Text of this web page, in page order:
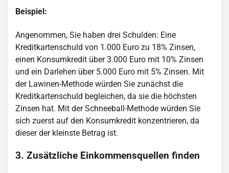
Beispiel:
Angenommen, Sie haben drei Schulden: Eine
Kreditkartenschuld von 1.000 Euro zu 18% Zinsen,
einen Konsumkredit über 3.000 Euro mit 10% Zinsen
und ein Darlehen über 5.000 Euro mit 5% Zinsen. Mit
der Lawinen-Methode würden Sie zunächst die
Kreditkartenschuld begleichen, da sie die höchsten
Zinsen hat. Mit der Schneeball-Methode würden Sie
sich zuerst auf den Konsumkredit konzentrieren, da
dieser der kleinste Betrag ist.
3. Zusätzliche Einkommensquellen finden